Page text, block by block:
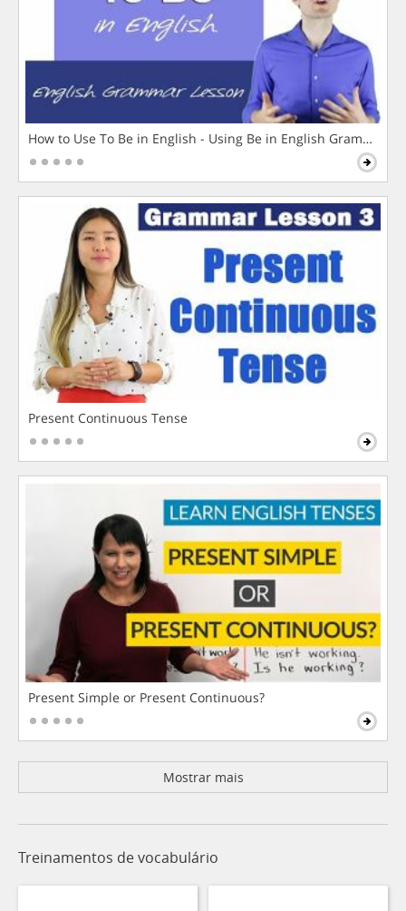
How to Use To Be in English - Using Be in English Grammar
Present Continuous Tense
Present Simple or Present Continuous?
Mostrar mais
Treinamentos de vocabulário